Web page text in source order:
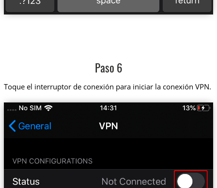
Paso 6
Toque el interruptor de conexión para iniciar la conexión VPN.